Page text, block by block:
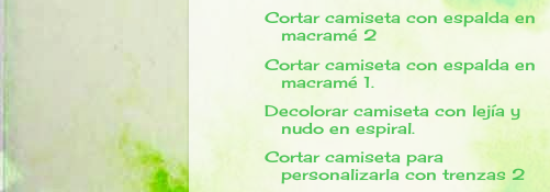
Cortar camiseta con espalda en
macramé 2
Cortar camiseta con espalda en
macramé 1.
Decolorar camiseta con lejía y
nudo en espiral.
Cortar camiseta para
personalizarla con trenzas 2